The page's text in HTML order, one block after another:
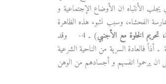
الأنتباه ان الأوضاع الإجتماعية و
الفحشاء، وسبب نشوء هذه الظاهرة
تحريم الخلوة مع الأجنبي
) ـ 4- وقد
فالعادة السرية من الناحية الشرعية
ان يرحموا انفسهم و أجسادهم من الوهن